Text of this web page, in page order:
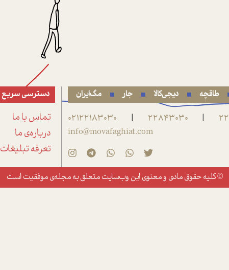
طاقچه دیجی‌کالا جار مگ‌ایران
|
22843030
|
02122183030
info@movafaghiat.com
دسترسی سریع
تماس با ما
درباره‌ی ما
تعرفه تبلیغات
© کلیه حقوق مادی و معنوی این وب‌سایت متعلق بهمجله‌ی موفقیتاست